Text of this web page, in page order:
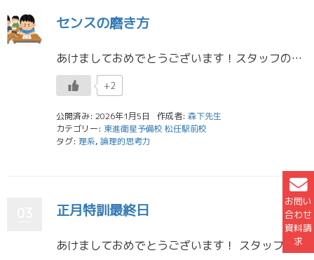
お問い
合わせ
資料請
求
センスの磨き方
あけましておめでとうございます！スタッフの森下です。今日は生徒のKくんの質問対応をしていて気づいたことをブログにしようと思います。 皆さんはセンスにどんなイメージを抱いていますか？英語で "sense" は物事を察知・理 […]
+2
公開済み: 2026年1月5日 作成者: 森下先生
カテゴリー: 東進衛星予備校 松任駅前校
タグ: 理系, 論理的思考力
正月特訓最終日
あけましておめでとうございます！ スタッフの北村です！ 今日はいよいよ昨年末から始まった正月特訓の最終日です！ みんな本当に４日間よく頑張っていました